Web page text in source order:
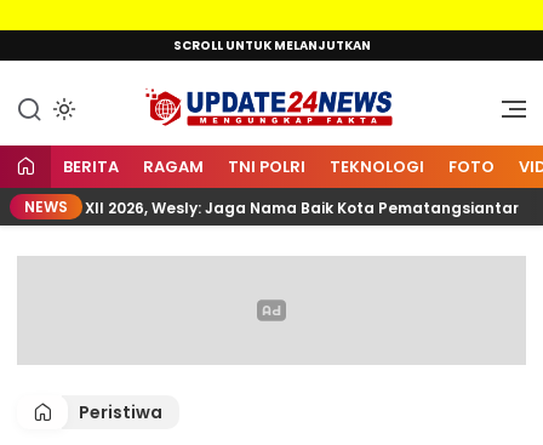
ke
SCROLL UNTUK MELANJUTKAN
Update24News.id
Mengungkap Fakta
BERITA RAGAM TNI POLRI TEKNOLOGI FOTO
NEWSXII 2026, Wesly: Jaga Nama Baik Kota Pematangsiantar
Peristiwa